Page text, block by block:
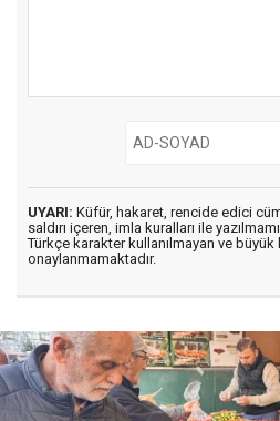
UYARI: Küfür, hakaret, rencide edici
saldırı içeren, imla kuralları ile
Türkçe karakter kullanılmayan ve büyük
onaylanmamaktadır.